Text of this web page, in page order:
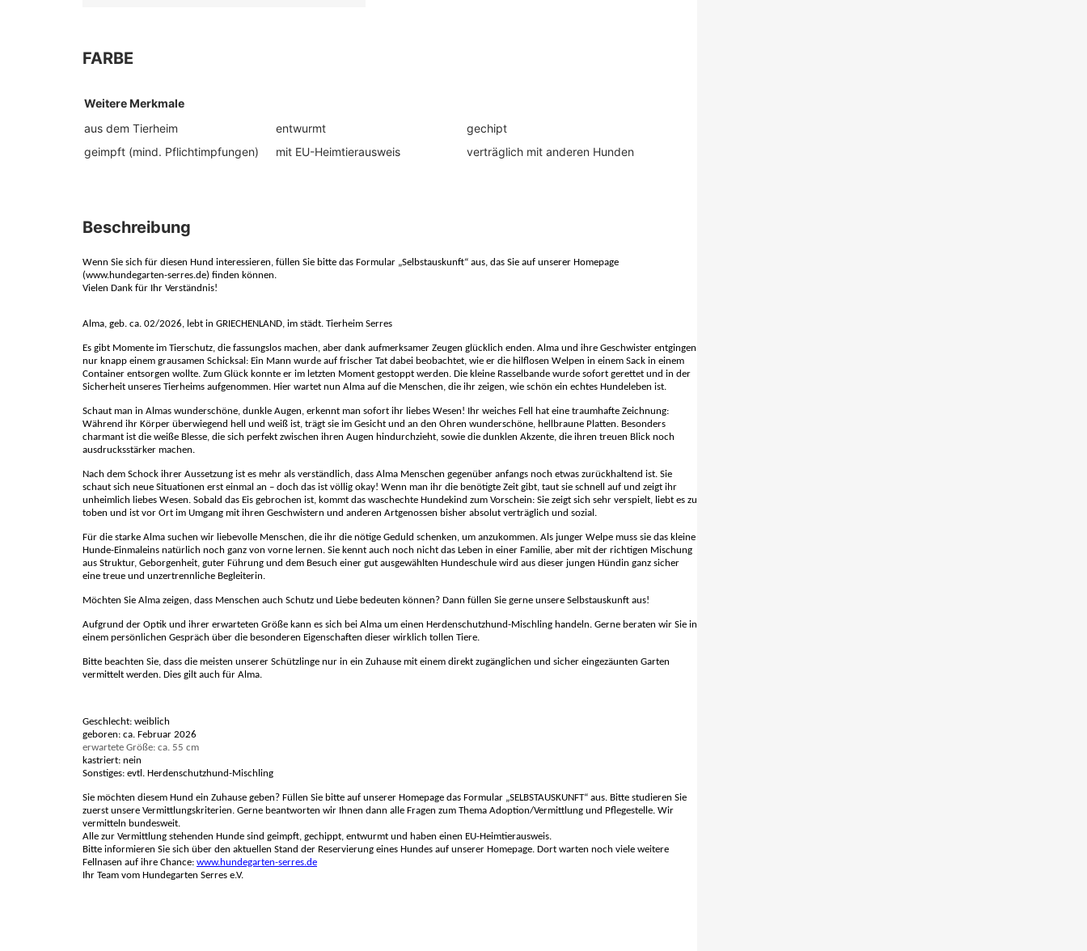
FARBE
Weitere Merkmale
aus dem Tierheim
entwurmt
gechipt
geimpft (mind. Pflichtimpfungen)
mit EU-Heimtierausweis verträglich mit anderen Hunden
Beschreibung
Wenn Sie sich für diesen Hund interessieren, füllen Sie bitte das Formular „Selbstauskunft“ aus, das Sie auf unserer Homepage
(www.hundegarten-serres.de) finden können.
Vielen Dank für Ihr Verständnis!
Alma, geb. ca. 02/2026, lebt in GRIECHENLAND, im städt. Tierheim Serres
Es gibt Momente im Tierschutz, die fassungslos machen, aber dank aufmerksamer Zeugen glücklich enden. Alma und ihre Geschwister entgingen
nur knapp einem grausamen Schicksal: Ein Mann wurde auf frischer Tat dabei beobachtet, wie er die hilflosen Welpen in einem Sack in einem
Container entsorgen wollte. Zum Glück konnte er im letzten Moment gestoppt werden. Die kleine Rasselbande wurde sofort gerettet und in der
Sicherheit unseres Tierheims aufgenommen. Hier wartet nun Alma auf die Menschen, die ihr zeigen, wie schön ein echtes Hundeleben ist.
Schaut man in Almas wunderschöne, dunkle Augen, erkennt man sofort ihr liebes Wesen! Ihr weiches Fell hat eine traumhafte Zeichnung:
Während ihr Körper überwiegend hell und weiß ist, trägt sie im Gesicht und an den Ohren wunderschöne, hellbraune Platten. Besonders
charmant ist die weiße Blesse, die sich perfekt zwischen ihren Augen hindurchzieht, sowie die dunklen Akzente, die ihren treuen Blick noch
ausdrucksstärker machen.
Nach dem Schock ihrer Aussetzung ist es mehr als verständlich, dass Alma Menschen gegenüber anfangs noch etwas zurückhaltend ist. Sie
schaut sich neue Situationen erst einmal an – doch das ist völlig okay! Wenn man ihr die benötigte Zeit gibt, taut sie schnell auf und zeigt ihr
unheimlich liebes Wesen. Sobald das Eis gebrochen ist, kommt das waschechte Hundekind zum Vorschein: Sie zeigt sich sehr verspielt, liebt es zu
toben und ist vor Ort im Umgang mit ihren Geschwistern und anderen Artgenossen bisher absolut verträglich und sozial.
Für die starke Alma suchen wir liebevolle Menschen, die ihr die nötige Geduld schenken, um anzukommen. Als junger Welpe muss sie das kleine
Hunde-Einmaleins natürlich noch ganz von vorne lernen. Sie kennt auch noch nicht das Leben in einer Familie, aber mit der richtigen Mischung
aus Struktur, Geborgenheit, guter Führung und dem Besuch einer gut ausgewählten Hundeschule wird aus dieser jungen Hündin ganz sicher
eine treue und unzertrennliche Begleiterin.
Möchten Sie Alma zeigen, dass Menschen auch Schutz und Liebe bedeuten können? Dann füllen Sie gerne unsere Selbstauskunft aus!
Aufgrund der Optik und ihrer erwarteten Größe kann es sich bei Alma um einen Herdenschutzhund-Mischling handeln. Gerne beraten wir Sie in
einem persönlichen Gespräch über die besonderen Eigenschaften dieser wirklich tollen Tiere.
Bitte beachten Sie, dass die meisten unserer Schützlinge nur in ein Zuhause mit einem direkt zugänglichen und sicher eingezäunten Garten
vermittelt werden. Dies gilt auch für Alma.
Geschlecht: weiblich
geboren: ca. Februar 2026
erwartete Größe: ca. 55 cm
kastriert: nein
Sonstiges: evtl. Herdenschutzhund-Mischling
Sie möchten diesem Hund ein Zuhause geben? Füllen Sie bitte auf unserer Homepage das Formular „SELBSTAUSKUNFT“ aus. Bitte studieren Sie
zuerst unsere Vermittlungskriterien. Gerne beantworten wir Ihnen dann alle Fragen zum Thema Adoption/Vermittlung und Pflegestelle. Wir
vermitteln bundesweit.
Alle zur Vermittlung stehenden Hunde sind geimpft, gechippt, entwurmt und haben einen EU-Heimtierausweis.
Bitte informieren Sie sich über den aktuellen Stand der Reservierung eines Hundes auf unserer Homepage. Dort warten noch viele weitere
Fellnasen auf ihre Chance: www.hundegarten-serres.de
Ihr Team vom Hundegarten Serres e.V.